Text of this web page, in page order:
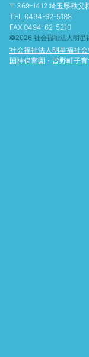
〒369-1412 埼玉県秩父
TEL 0494-62-5188
FAX 0494-62-5210
©2026 社会福祉法人明星
社会福祉法人明星福祉会
国神保育園 ・ 皆野町子